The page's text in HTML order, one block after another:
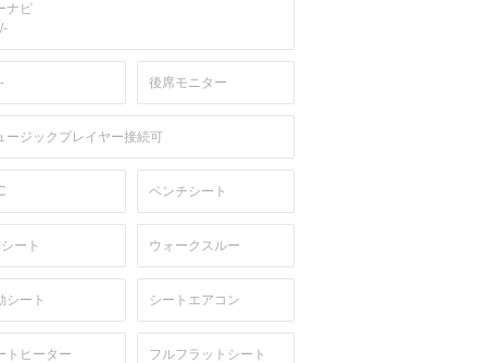
ナビ
後席モニター
ージックプレイヤー接続可
ベンチシート
ート ウォークスルー
シート シートエアコン
トヒーター フルフラットシート